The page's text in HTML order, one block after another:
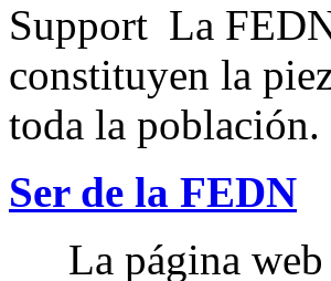
La
constituyen la
toda la
Ser de la FEDN
La página